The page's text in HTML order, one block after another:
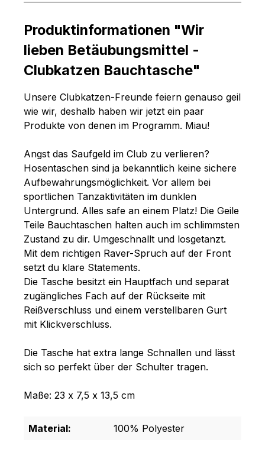
Produktinformationen "Wir
lieben Betäubungsmittel -
Clubkatzen Bauchtasche"
Unsere Clubkatzen-Freunde feiern genauso geil
wie wir, deshalb haben wir jetzt ein paar
Produkte von denen im Programm. Miau!
Angst das Saufgeld im Club zu verlieren?
Hosentaschen sind ja bekanntlich keine sichere
Aufbewahrungsmöglichkeit. Vor allem bei
sportlichen Tanzaktivitäten im dunklen
Untergrund. Alles safe an einem Platz! Die Geile
Teile Bauchtaschen halten auch im schlimmsten
Zustand zu dir. Umgeschnallt und losgetanzt.
Mit dem richtigen Raver-Spruch auf der Front
setzt du klare Statements.
Die Tasche besitzt ein Hauptfach und separat
zugängliches Fach auf der Rückseite mit
Reißverschluss und einem verstellbaren Gurt
mit Klickverschluss.
Die Tasche hat extra lange Schnallen und lässt
sich so perfekt über der Schulter tragen.
Maße: 23 x 7,5 x 13,5 cm
Material: 100% Polyester